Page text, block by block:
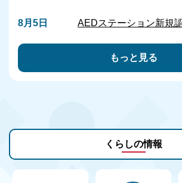
8月5日 AEDステーション新規
もっと見る
くらしの情報